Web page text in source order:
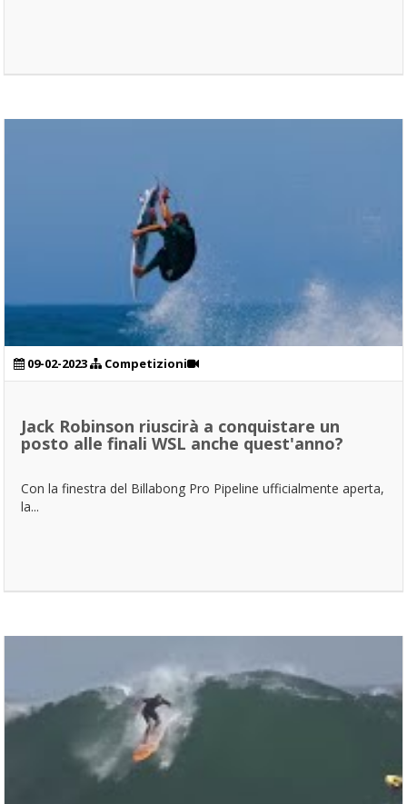
09-02-2023 Competizioni
Jack Robinson riuscirà a conquistare un
posto alle finali WSL anche quest'anno?
Con la finestra del Billabong Pro Pipeline ufficialmente aperta,
la...